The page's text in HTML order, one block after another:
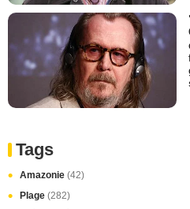
Tags
Amazonie (42)
Plage (282)